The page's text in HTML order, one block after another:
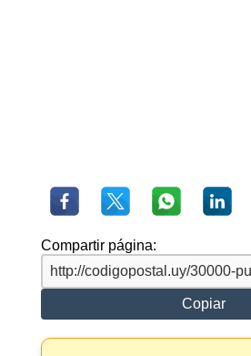
Compartir página:
Copiar